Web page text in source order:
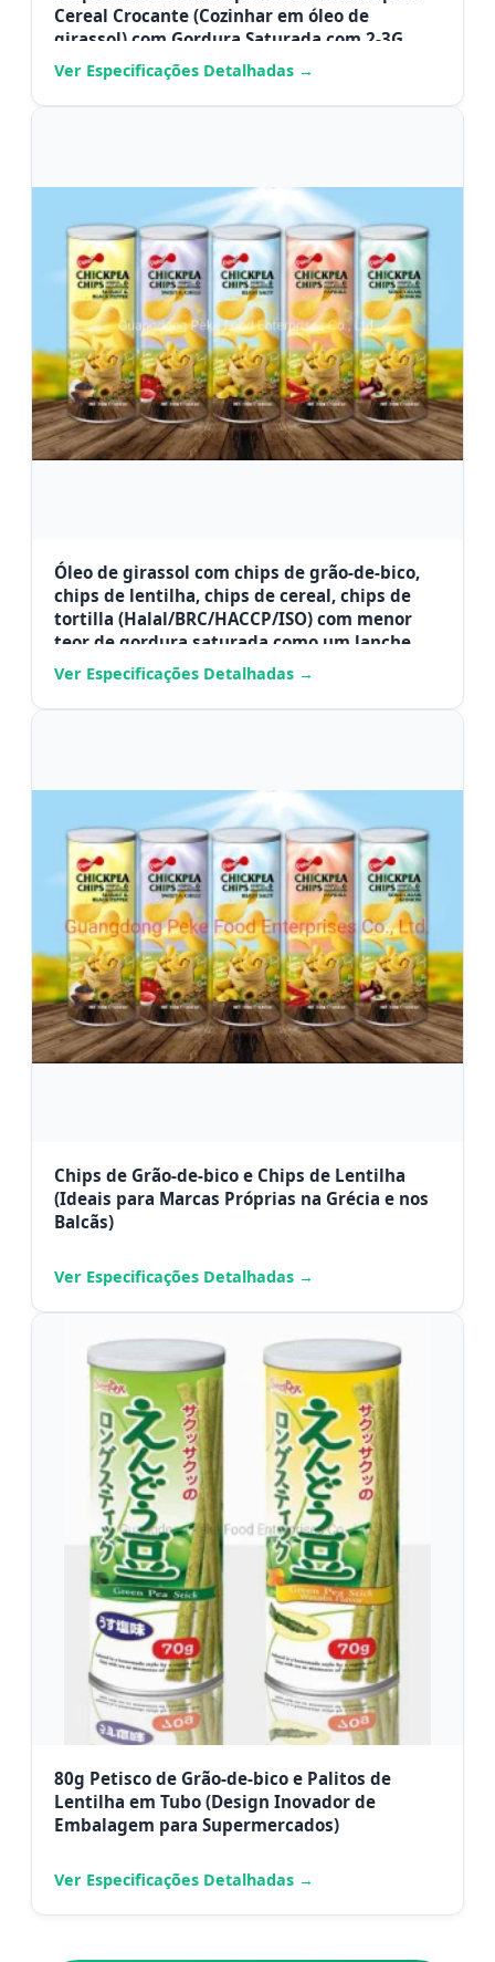
Cereal Crocante (Cozinhar em óleo de
girassol) com Gordura Saturada com 2-3G,
Colesterol Livre de Gordura Trans
Ver Especificações Detalhadas →
Óleo de girassol com chips de grão-de-bico,
chips de lentilha, chips de cereal, chips de
tortilla (Halal/BRC/HACCP/ISO) com menor
teor de gordura saturada como um lanche
substancial
Ver Especificações Detalhadas →
Chips de Grão-de-bico e Chips de Lentilha
(Ideais para Marcas Próprias na Grécia e nos
Balcãs)
Ver Especificações Detalhadas →
80g Petisco de Grão-de-bico e Palitos de
Lentilha em Tubo (Design Inovador de
Embalagem para Supermercados)
Ver Especificações Detalhadas →